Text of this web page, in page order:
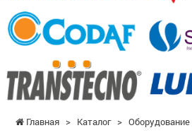
Главная > Каталог >